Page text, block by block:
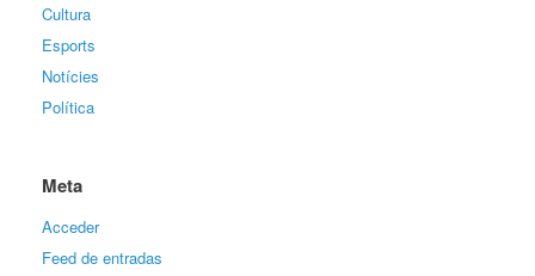
Cultura
Esports
Notícies
Política
Meta
Acceder
Feed de entradas